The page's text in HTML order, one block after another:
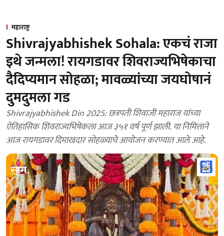
महाराष्ट्र
Shivrajyabhishek Sohala: एकचं राजा
इथे जन्मला! रायगडावर शिवराज्यभिषेकाचा
दैदिप्यमान सोहळा; मावळ्यांच्या जयघोषानं
दुमदुमला गड
Shivrajyabhishek Din 2025: छत्रपती शिवाजी महाराज यांच्या
ऐतिहासिक शिवराज्यभिषेकला आज ३५१ वर्ष पूर्ण झाली. या निमित्ताने
आज रायगडावर दिमाखदार सोहळ्याचे आयोजन करण्यात आले आहे.